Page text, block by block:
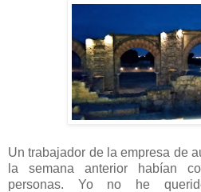
Un trabajador de la empresa de
la semana anterior habían
personas. Yo no he